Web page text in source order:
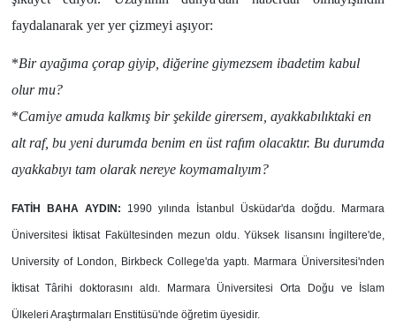
faydalanarak yer yer çizmeyi aşıyor:
*Bir ayağıma çorap giyip, diğerine giymezsem ibadetim kabul
olur mu?
*Camiye amuda kalkmış bir şekilde girersem, ayakkabılıktaki en
alt raf, bu yeni durumda benim en üst rafım olacaktır. Bu durumda
ayakkabıyı tam olarak nereye koymamalıyım?
FATİH BAHA AYDIN: 1990 yılında İstanbul Üsküdar'da doğdu. Marmara
Üniversitesi İktisat Fakültesinden mezun oldu. Yüksek lisansını İngiltere'de,
University of London, Birkbeck College'da yaptı. Marmara Üniversitesi'nden
İktisat Târihi doktorasını aldı. Marmara Üniversitesi Orta Doğu ve İslam
Ülkeleri Araştırmaları Enstitüsü'nde öğretim üyesidir.